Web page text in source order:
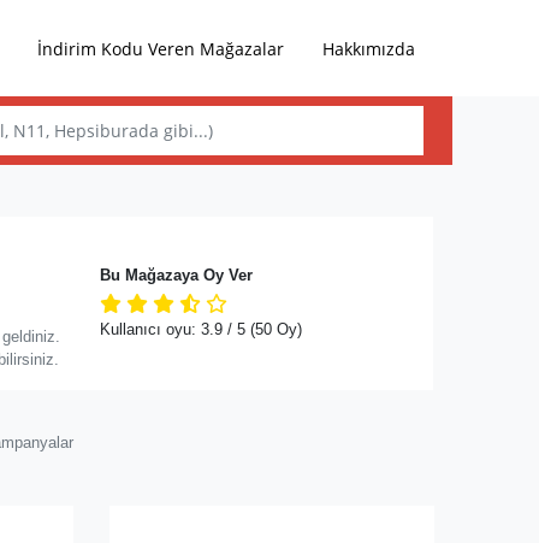
İndirim Kodu Veren Mağazalar Hakkımızda
Bu Mağazaya Oy Ver
Kullanıcı oyu: 3.9/ 5 (50 Oy)